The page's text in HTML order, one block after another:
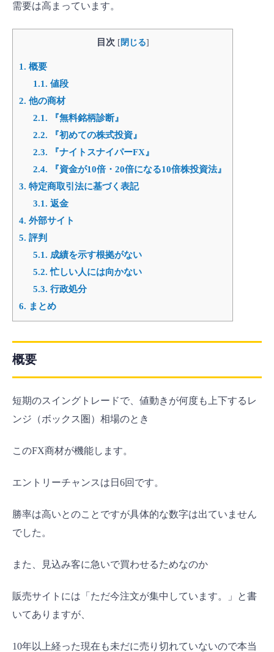
需要は高まっています。
目次 [ 閉じる]
1. 概要
1.1. 値段
2. 他の商材
2.1. 『無料銘柄診断』
2.2. 『初めての株式投資』
2.3. 『ナイトスナイパーFX』
2.4. 『資金が10倍・20倍になる10倍株投資法』
3. 特定商取引法に基づく表記
3.1. 返金
4. 外部サイト
5. 評判
5.1. 成績を示す根拠がない
5.2. 忙しい人には向かない
5.3. 行政処分
6. まとめ
概要
短期のスイングトレードで、値動きが何度も上下するレ
ンジ（ボックス圏）相場のとき
このFX商材が機能します。
エントリーチャンスは日6回です。
勝率は高いとのことですが具体的な数字は出ていません
でした。
また、見込み客に急いで買わせるためなのか
販売サイトには「ただ今注文が集中しています。」と書
いてありますが、
10年以上経った現在も未だに売り切れていないので本当